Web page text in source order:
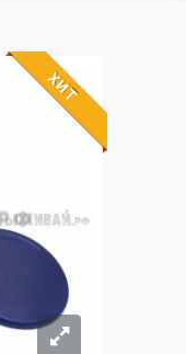
ХИТ